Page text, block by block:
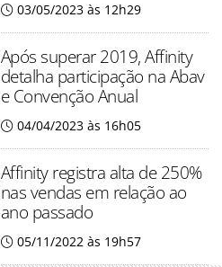
03/05/2023 às 12h29
Após superar 2019, Affinity
detalha participação na Abav
e Convenção Anual
04/04/2023 às 16h05
Affinity registra alta de 250%
nas vendas em relação ao
ano passado
05/11/2022 às 19h57